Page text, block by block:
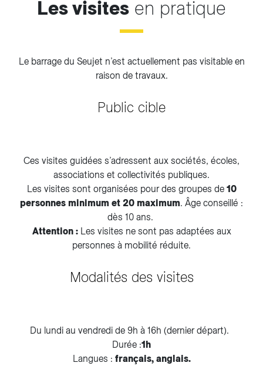
Les visites en pratique
Le barrage du Seujet n’est actuellement pas visitable en
raison de travaux.
Public cible
Ces visites guidées s’adressent aux sociétés, écoles,
associations et collectivités publiques.
Les visites sont organisées pour des groupes de 10
personnes minimum et 20 maximum. Âge conseillé :
dès 10 ans.
Attention :Les visites ne sont pas adaptées aux
personnes à mobilité réduite.
Modalités des visites
Du lundi au vendredi de 9h à 16h (dernier départ).
Durée :1h
Langues : français, anglais.